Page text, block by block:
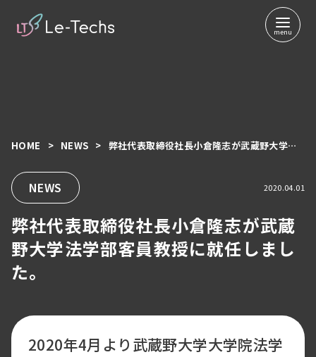
弊社代表取締役社長小倉隆志が武蔵
野大学法学部客員教授に就任しまし
た。
2020.04.01
NEWS
2020年4月より武蔵野大学大学院法学
HOME NEWS 弊社代表取締役社長小倉隆志が武蔵野大学法学部客員教授に就任しました。